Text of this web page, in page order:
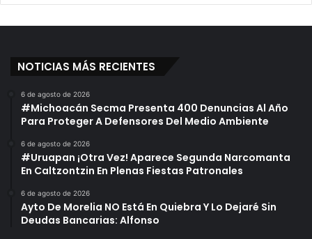
NOTICIAS MÁS RECIENTES
6 de agosto de 2026
#Michoacán Secma Presenta 400 Denuncias Al Año
Para Proteger A Defensores Del Medio Ambiente
6 de agosto de 2026
#Uruapan ¡Otra Vez! Aparece Segunda Narcomanta
En Caltzontzin En Plenas Fiestas Patronales
6 de agosto de 2026
Ayto De Morelia NO Está En Quiebra Y Lo Dejaré Sin
Deudas Bancarias: Alfonso